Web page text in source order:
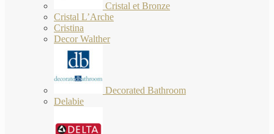
Cristal et Bronze
Cristal L’Arche
Cristina
Decor Walther
Decorated Bathroom
Delabie